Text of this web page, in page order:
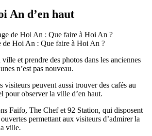
An d’en haut
de Hoi An : Que faire à Hoi An ?
ville et prendre des photos dans les anciennes
n’est pas nouveau.
visiteurs peuvent aussi trouver des cafés au
pour observer la ville d’en haut.
Faifo, The Chef et 92 Station, qui disposent
permettant aux visiteurs d’admirer la
ville.